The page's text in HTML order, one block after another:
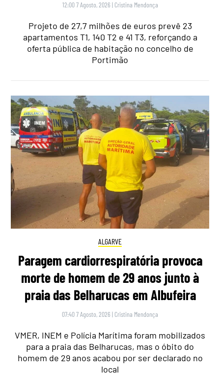
12:00 7 Agosto, 2026 | Cristina Mendonça
Projeto de 27,7 milhões de euros prevê 23
apartamentos T1, 140 T2 e 41 T3, reforçando a
oferta pública de habitação no concelho de
Portimão
ALGARVE
Paragem cardiorrespiratória provoca
morte de homem de 29 anos junto à
praia das Belharucas em Albufeira
07:40 7 Agosto, 2026 | Cristina Mendonça
VMER, INEM e Polícia Marítima foram mobilizados
para a praia das Belharucas, mas o óbito do
homem de 29 anos acabou por ser declarado no
local